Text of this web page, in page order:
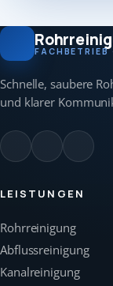
Schnelle, saubere
und klarer
LEISTUNGEN
Rohrreinigung
Abflussreinigung
Kanalreinigung